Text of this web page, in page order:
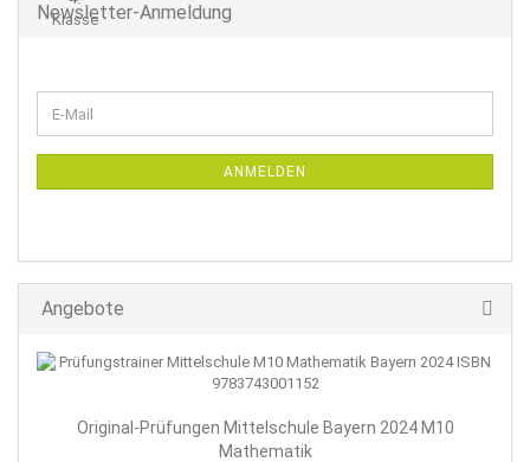
Newsletter-Anmeldung
ZUR
E-
Mail
ANMELDEN
Angebote
Original-Prüfungen Mittelschule Bayern 2024 M10
Mathematik